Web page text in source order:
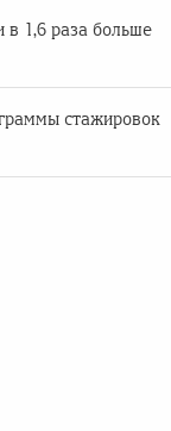
в 1,6 раза больше
стажировок